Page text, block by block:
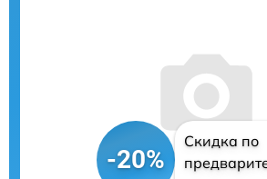
-20%
Скидка по